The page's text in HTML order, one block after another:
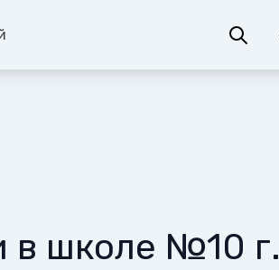
в школе №10 г.